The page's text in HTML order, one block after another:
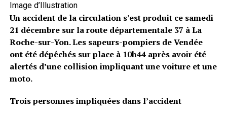
Image d’Illustration
Un accident de la circulation s’est produit ce samedi
21 décembre sur la route départementale 37 à La
Roche-sur-Yon. Les sapeurs-pompiers de Vendée
ont été dépêchés sur place à 10h44 après avoir été
alertés d’une collision impliquant une voiture et une
moto.
Trois personnes impliquées dans l’accident